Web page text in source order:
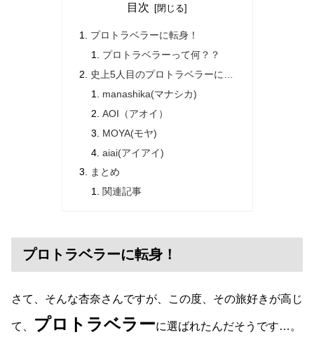
目次
プロトラベラーに転身！
プロトラベラーって何？？
史上5人目のプロトラベラーに…
manashika(マナシカ)
AOI（アオイ）
MOYA(モヤ)
aiai(アイアイ)
まとめ
関連記事
プロトラベラーに転身！
さて、そんな杏奈さんですが、この度、その旅好きが高じ
て、 プロトラベラーに選ばれたんだそうです…。